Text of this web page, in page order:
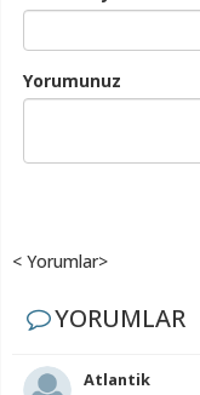
Yorumunuz
< Yorumlar>
YORUMLAR
Atlantik